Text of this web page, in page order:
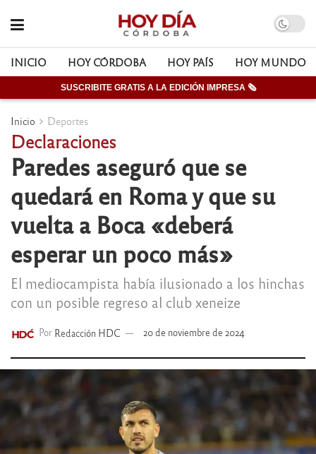
INICIO HOY CÓRDOBA HOY PAÍS HOY MUNDO
SUSCRIBITE GRATIS A LA EDICIÓN IMPRESA 🗞
Inicio Deportes
Declaraciones
Paredes aseguró que se
quedará en Roma y que su
vuelta a Boca «deberá
esperar un poco más»
El mediocampista había ilusionado a los hinchas
con un posible regreso al club xeneize
Por Redacción HDC 20 de noviembre de 2024